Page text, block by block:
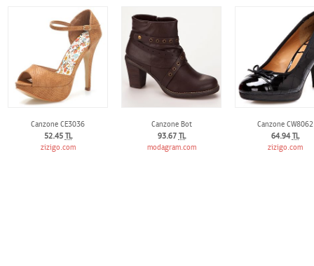
Canzone CE3036
52.45 TL
zizigo.com
Canzone Bot
93.67 TL
modagram.com
Canzone CW8062
64.94TL
zizigo.com